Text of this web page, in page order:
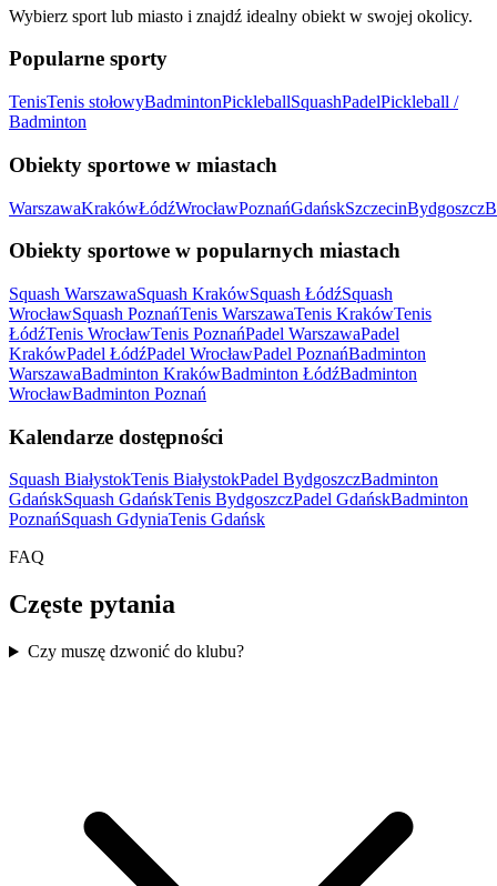
Wybierz sport lub miasto i znajdź idealny obiekt w swojej okolicy.
Popularne sporty
TenisTenis stołowyBadmintonPickleballSquashPadelPickleball /
Badminton
Obiekty sportowe w miastach
WarszawaKrakówŁódźWrocławPoznańGdańskSzczecinBydgoszcz
Obiekty sportowe w popularnych miastach
Squash WarszawaSquash KrakówSquash ŁódźSquash
WrocławSquash PoznańTenis WarszawaTenis KrakówTenis
ŁódźTenis WrocławTenis PoznańPadel WarszawaPadel
KrakówPadel ŁódźPadel WrocławPadel PoznańBadminton
WarszawaBadminton KrakówBadminton ŁódźBadminton
WrocławBadminton Poznań
Kalendarze dostępności
Squash BiałystokTenis BiałystokPadel BydgoszczBadminton
GdańskSquash GdańskTenis BydgoszczPadel GdańskBadminton
PoznańSquash GdyniaTenis Gdańsk
FAQ
Częste pytania
Czy muszę dzwonić do klubu?